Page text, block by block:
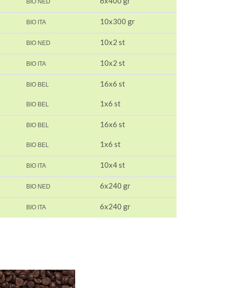
BIO ITA 10x300 gr
BIO NED 10x2 st
BIO ITA 10x2 st
BIO BEL 16x6 st
BIO BEL 1x6 st
BIO BEL 16x6 st
BIO BEL 1x6 st
BIO ITA 10x4 st
BIO NED 6x240 gr
BIO ITA 6x240 gr